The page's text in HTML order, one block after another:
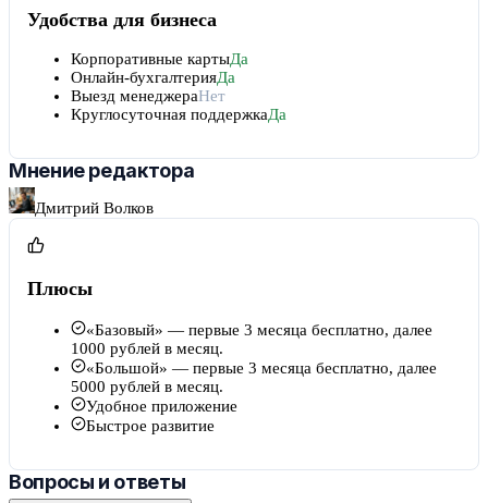
Удобства для бизнеса
Корпоративные картыДа
Онлайн-бухгалтерияДа
Выезд менеджераНет
Круглосуточная поддержкаДа
Мнение редактора
Дмитрий Волков
Плюсы
«Базовый» — первые 3 месяца бесплатно, далее
1000 рублей в месяц.
«Большой» — первые 3 месяца бесплатно, далее
5000 рублей в месяц.
Удобное приложение
Быстрое развитие
Вопросы и ответы